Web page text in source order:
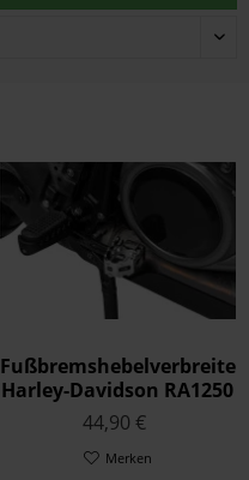
Harley-Davidson RA1250
Pan America "Special"
44,90 €
Merken